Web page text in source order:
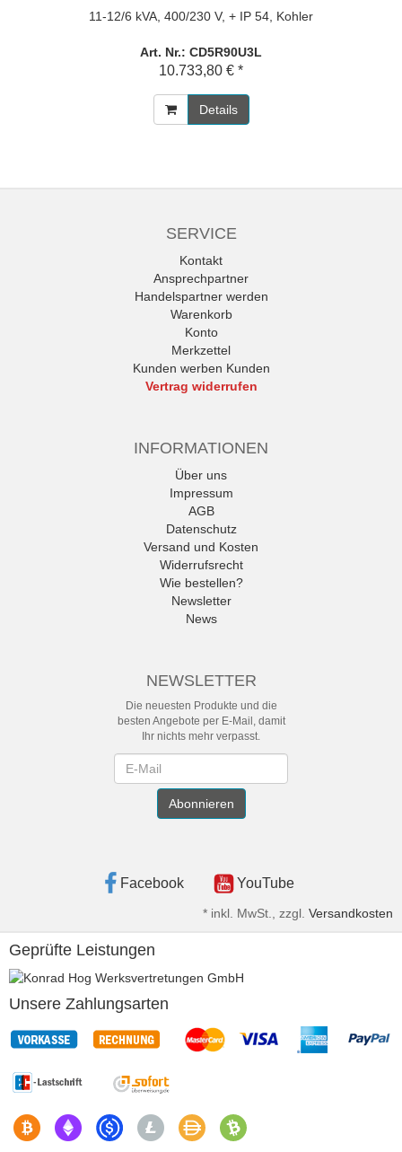
11-12/6 kVA, 400/230 V, + IP 54, Kohler
Art. Nr.: CD5R90U3L
10.733,80 € *
Details
SERVICE
Kontakt
Ansprechpartner
Handelspartner werden
Warenkorb
Konto
Merkzettel
Kunden werben Kunden
Vertrag widerrufen
INFORMATIONEN
Über uns
Impressum
AGB
Datenschutz
Versand und Kosten
Widerrufsrecht
Wie bestellen?
Newsletter
News
NEWSLETTER
Die neuesten Produkte und die
besten Angebote per E-Mail, damit
Ihr nichts mehr verpasst.
Abonnieren
Facebook YouTube
* inkl. MwSt., zzgl. Versandkosten
Geprüfte Leistungen
Unsere Zahlungsarten